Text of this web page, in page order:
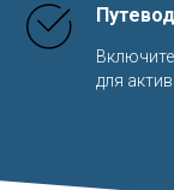
для